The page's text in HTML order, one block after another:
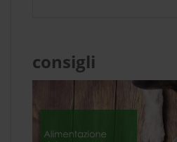
consigli